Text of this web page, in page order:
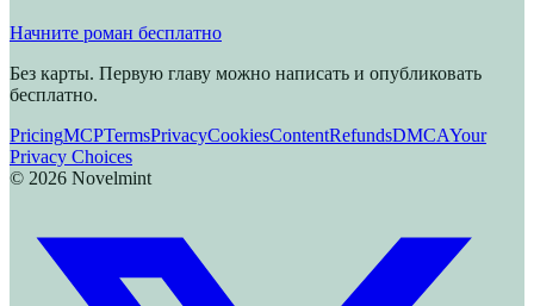
Начните роман бесплатно
Без карты. Первую главу можно написать и опубликовать
бесплатно.
PricingMCPTermsPrivacyCookiesContentRefundsDMCAYour
Privacy Choices
© 2026 Novelmint